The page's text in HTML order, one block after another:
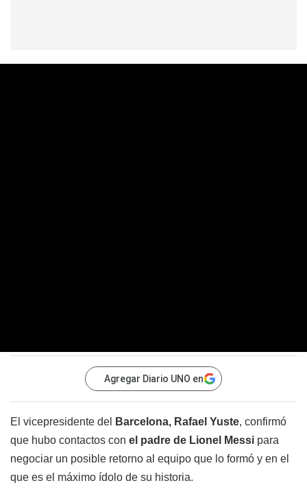
Agregar Diario UNO en
El vicepresidente del Barcelona, Rafael Yuste, confirmó
que hubo contactos con el padre de Lionel Messi para
negociar un posible retorno al equipo que lo formó y en el
que es el máximo ídolo de su historia.